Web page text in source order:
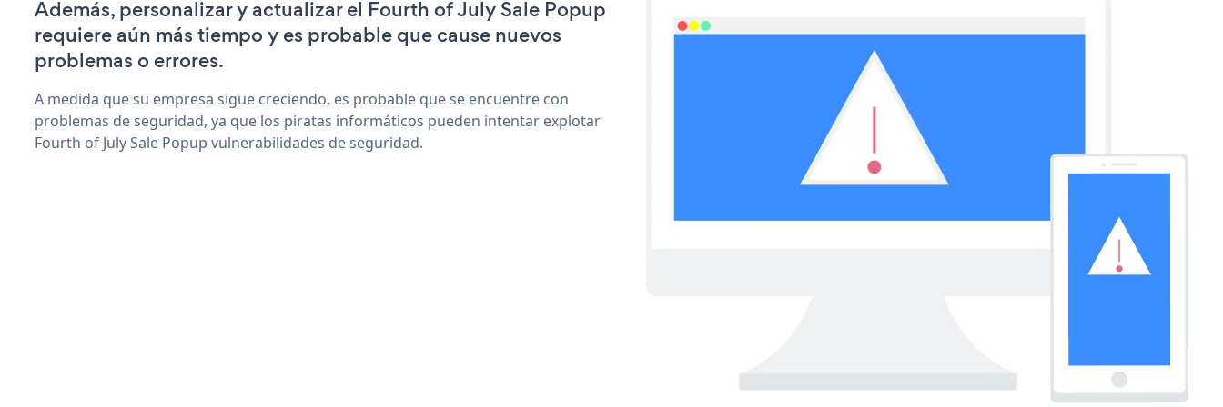
Además, personalizar y actualizar el Fourth of July Sale Popup
requiere aún más tiempo y es probable que cause nuevos
problemas o errores.
A medida que su empresa sigue creciendo, es probable que se encuentre con
problemas de seguridad, ya que los piratas informáticos pueden intentar explotar
Fourth of July Sale Popup vulnerabilidades de seguridad.